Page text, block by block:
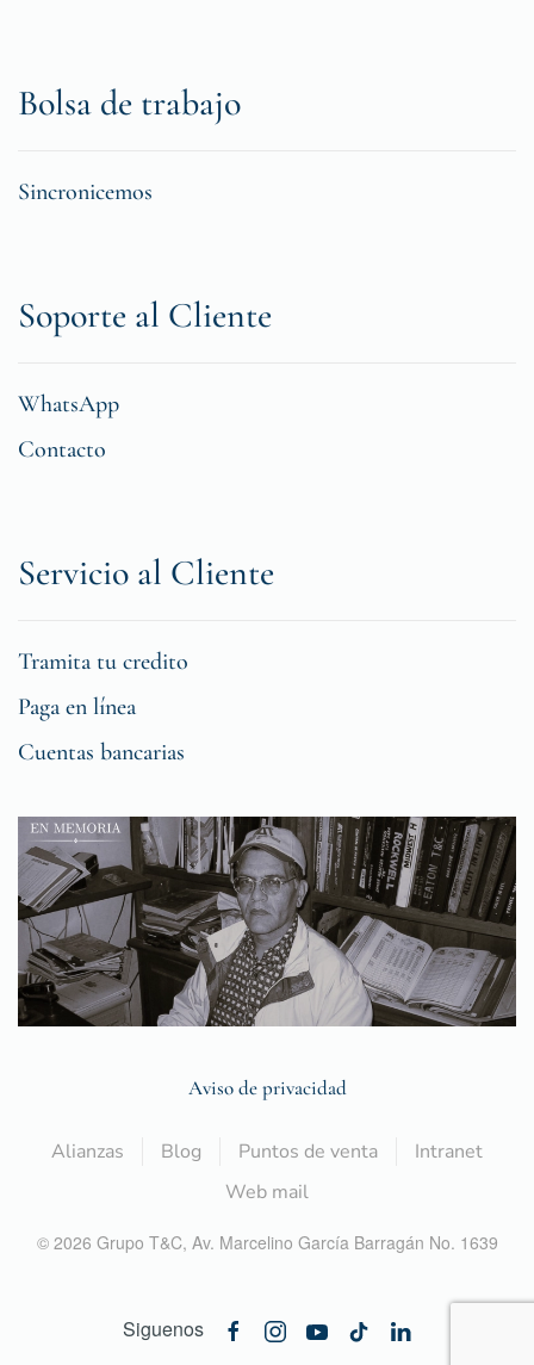
Bolsa de trabajo
Sincronicemos
Soporte al Cliente
WhatsApp
Contacto
Servicio al Cliente
Tramita tu credito
Paga en línea
Cuentas bancarias
Aviso de privacidad
Alianzas Blog Puntos de venta
Intranet
Web mail
© 2026 Grupo T&C, Av. Marcelino García Barragán No. 1639
Siguenos